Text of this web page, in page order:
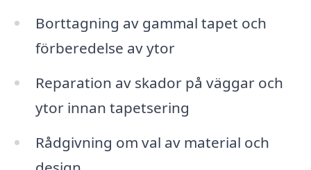
Borttagning av gammal tapet och
förberedelse av ytor
Reparation av skador på väggar och
ytor innan tapetsering
Rådgivning om val av material och